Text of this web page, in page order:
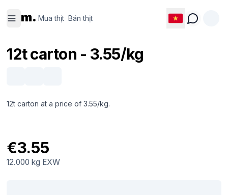
m. Mua thịt Bán thịt
12t carton - 3.55/kg
12t carton at a price of 3.55/kg.
€3.55
12.000 kg EXW